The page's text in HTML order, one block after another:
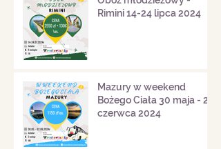
Rimini 14-24 lipca 2024
Mazury w weekend
Bożego Ciała 30 maja - 2
czerwca 2024